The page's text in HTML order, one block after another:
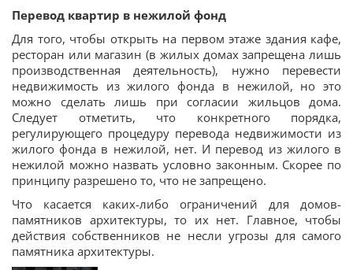
Перевод квартир в нежилой фонд
Для того, чтобы открыть на первом этаже здания кафе,
ресторан или магазин (в жилых домах запрещена лишь
производственная деятельность), нужно перевести
недвижимость из жилого фонда в нежилой, но это
можно сделать лишь при согласии жильцов дома.
Следует отметить, что конкретного порядка,
регулирующего процедуру перевода недвижимости из
жилого фонда в нежилой, нет. И перевод из жилого в
нежилой можно назвать условно законным. Скорее по
принципу разрешено то, что не запрещено.
Что касается каких-либо ограничений для домов-
памятников архитектуры, то их нет. Главное, чтобы
действия собственников не несли угрозы для самого
памятника архитектуры.